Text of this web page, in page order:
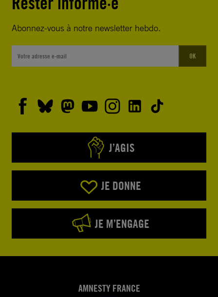
Abonnez-vous à notre newsletter hebdo.
OK
J’AGIS
JE DONNE
JE M’ENGAGE
AMNESTY FRANCE